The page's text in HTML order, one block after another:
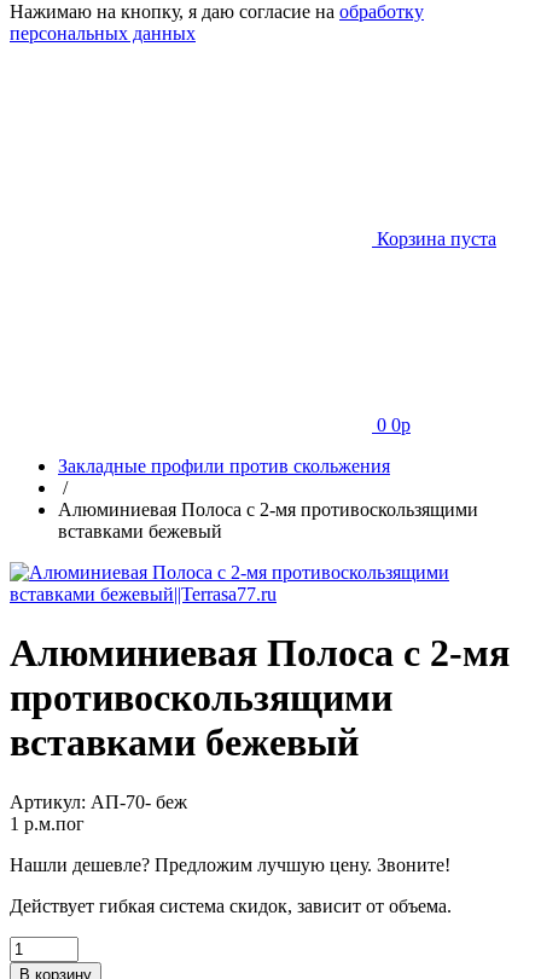
Нажимаю на кнопку, я даю согласие на обработку
персональных данных
Корзина пуста
0 0p
Закладные профили против скольжения
/
Алюминиевая Полоса с 2-мя противоскользящими
вставками бежевый
Алюминиевая Полоса с 2-мя
противоскользящими
вставками бежевый
Артикул: АП-70- беж
1 p.м.пог
Нашли дешевле? Предложим лучшую цену. Звоните!
Действует гибкая система скидок, зависит от объема.
В корзину